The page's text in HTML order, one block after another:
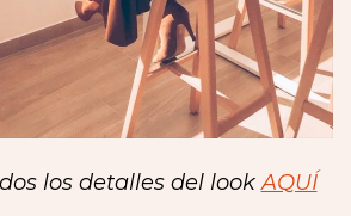
los detalles del lookAQUÍ